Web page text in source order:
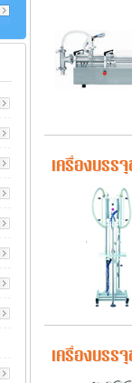
เครื่องบรร
เครื่องบรร